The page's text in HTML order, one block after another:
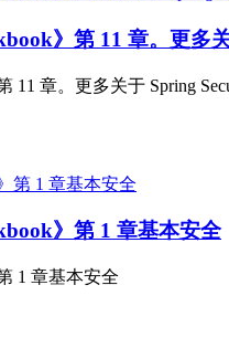
》第 11 章。更多
11 章。更多关于 Spring
》第 1 章基本安全
1 章基本安全